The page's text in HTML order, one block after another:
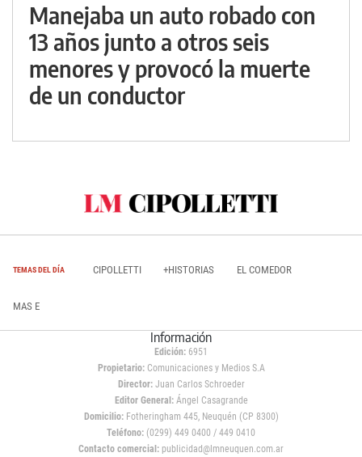
Manejaba un auto robado con
13 años junto a otros seis
menores y provocó la muerte
de un conductor
TEMAS DEL DÍA CIPOLLETTI +HISTORIAS EL COMEDOR
MAS E
Información
Edición: 6951
Propietario:Comunicaciones y Medios S.A
Director: Juan Carlos Schroeder
Editor General:Ángel Casagrande
Domicilio:Fotheringham 445, Neuquén (CP 8300)
Teléfono: (0299) 449 0400 / 449 0410
Contacto comercial: publicidad@lmneuquen.com.ar